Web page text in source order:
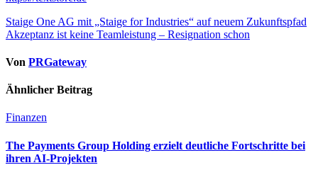
Beitragsnavigation
Staige One AG mit „Staige for Industries“ auf neuem Zukunftspfad
Akzeptanz ist keine Teamleistung – Resignation schon
Von PRGateway
Ähnlicher Beitrag
Finanzen
The Payments Group Holding erzielt deutliche Fortschritte bei
ihren AI-Projekten